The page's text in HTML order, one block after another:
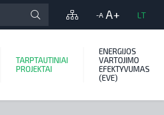
-A A+ LT
TARPTAUTINIAI
PROJEKTAI
ENERGIJOS
VARTOJIMO
EFEKTYVUMAS
(EVE)